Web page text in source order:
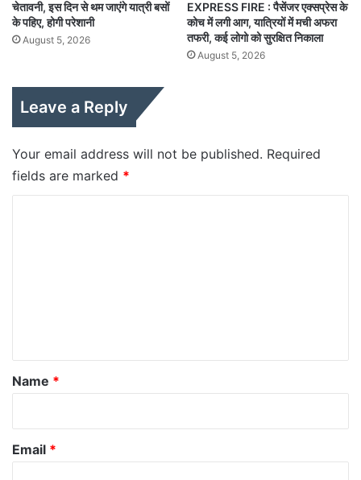
चेतावनी, इस दिन से थम जाएंगे यात्री बसों
के पहिए, होगी परेशानी
August 5, 2026
EXPRESS FIRE : पैसेंजर एक्सप्रेस के
कोच में लगी आग, यात्रियों में मची अफरा
तफरी, कई लोगो को सुरक्षित निकाला
August 5, 2026
Leave a Reply
Your email address will not be published. Required
fields are marked *
*
Name *
Email *